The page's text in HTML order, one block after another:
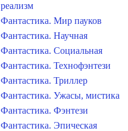
реализм
Фантастика. Мир пауков
Фантастика. Научная
Фантастика. Социальная
Фантастика. Технофэнтези
Фантастика. Триллер
Фантастика. Ужасы, мистика
Фантастика. Фэнтези
Фантастика. Эпическая